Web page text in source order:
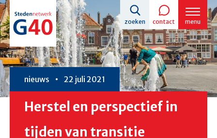
Overslaan
en
naar
de
inhoud
gaan
zoeken contact menu
Herstel en perspectief in
tijden van transitie
nieuws 22 juli 2021